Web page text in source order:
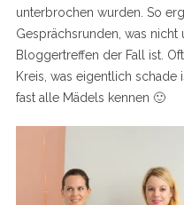
unterbrochen wurden. So
Gesprächsrunden, was
Bloggertreffen der Fall ist.
Kreis, was eigentlich schade
fast alle Mädels kennen 🙂